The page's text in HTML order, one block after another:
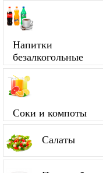
Напитки
безалкогольные
Соки и компоты
Салаты